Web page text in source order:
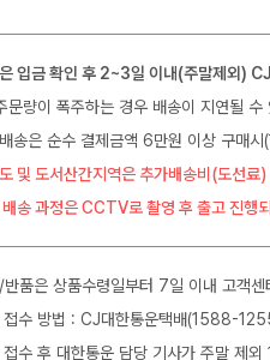
입금 확인 후 2~3일 이내(주말제외)
문량이 폭주하는 경우 배송이 지연될 수
송은 순수 결제금액 6만원 이상 구매
및 도서산간지역은 추가배송비(도선
배송 과정은 CCTV로 촬영 후 출고 진행
품은 상품수령일부터 7일 이내 고객
접수 방법 : CJ대한통운택배(1588-
접수 후 대한통운 담당 기사가 주말 제